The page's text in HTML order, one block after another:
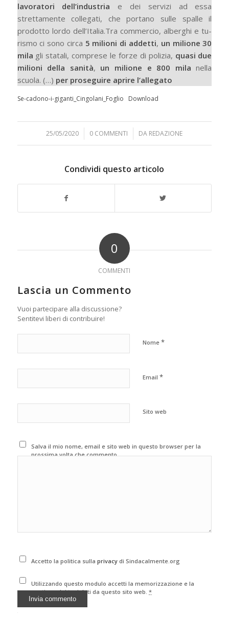
lavoratori dell’industria e dei servizi ad essa
strettamente collegati, che portano sulle spalle il
prodotto lordo dell’Italia.Tra commercio, alberghi e tu­
rismo ci sono circa 5 milioni di addetti, un milione 30
mila gli statali, comprese le forze di polizia, quasi due
milioni del­la sanità, un milione e 800 mila nella
scuola. (…) per proseguire aprire l’allegato
Se-cadono-i-giganti_Cingolani_Foglio Download
25/05/2020
/ 0 COMMENTI
/ DA REDAZIONE
Condividi questo articolo
0
COMMENTI
Lascia un Commento
Vuoi partecipare alla discussione?
Sentitevi liberi di contribuire!
Nome *
Email *
Sito web
Salva il mio nome, email e sito web in questo browser per la
prossima volta che commento.
Accetto la politica sullaprivacydi Sindacalmente.org
Utilizzando questo modulo accetti la memorizzazione e la
gestione dei tuoi dati da questo sito web.*